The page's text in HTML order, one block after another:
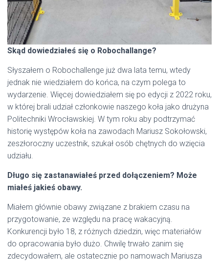
Skąd dowiedziałeś się o Robochallange?
Słyszałem o Robochallenge już dwa lata temu, wtedy
jednak nie wiedziałem do końca, na czym polega to
wydarzenie. Więcej dowiedziałem się po edycji z 2022 roku,
w której brali udział członkowie naszego koła jako drużyna
Politechniki Wrocławskiej. W tym roku aby podtrzymać
historię występów koła na zawodach Mariusz Sokołowski,
zeszłoroczny uczestnik, szukał osób chętnych do wzięcia
udziału.
Długo się zastanawiałeś przed dołączeniem? Może
miałeś jakieś obawy.
Miałem głównie obawy związane z brakiem czasu na
przygotowanie, ze względu na pracę wakacyjną.
Konkurencji było 18, z różnych dziedzin, więc materiałów
do opracowania było dużo. Chwilę trwało zanim się
zdecydowałem, ale ostatecznie po namowach Mariusza